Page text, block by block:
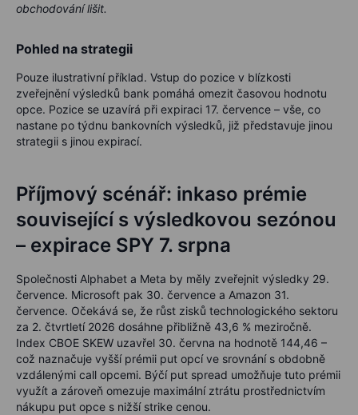
obchodování lišit.
Pohled na strategii
Pouze ilustrativní příklad. Vstup do pozice v blízkosti
zveřejnění výsledků bank pomáhá omezit časovou hodnotu
opce. Pozice se uzavírá při expiraci 17. července – vše, co
nastane po týdnu bankovních výsledků, již představuje jinou
strategii s jinou expirací.
Příjmový scénář: inkaso prémie
související s výsledkovou sezónou
– expirace SPY 7. srpna
Společnosti Alphabet a Meta by měly zveřejnit výsledky 29.
července. Microsoft pak 30. července a Amazon 31.
července. Očekává se, že růst zisků technologického sektoru
za 2. čtvrtletí 2026 dosáhne přibližně 43,6 % meziročně.
Index CBOE SKEW uzavřel 30. června na hodnotě 144,46 –
což naznačuje vyšší prémii put opcí ve srovnání s obdobně
vzdálenými call opcemi. Býčí put spread umožňuje tuto prémii
využít a zároveň omezuje maximální ztrátu prostřednictvím
nákupu put opce s nižší strike cenou.